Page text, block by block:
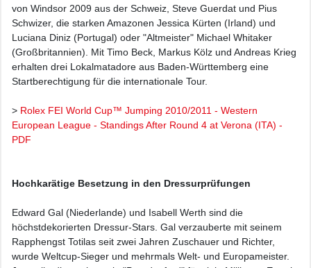
von Windsor 2009 aus der Schweiz, Steve Guerdat und Pius
Schwizer, die starken Amazonen Jessica Kürten (Irland) und
Luciana Diniz (Portugal) oder "Altmeister" Michael Whitaker
(Großbritannien). Mit Timo Beck, Markus Kölz und Andreas Krieg
erhalten drei Lokalmatadore aus Baden-Württemberg eine
Startberechtigung für die internationale Tour.
> Rolex FEI World Cup™ Jumping 2010/2011 - Western
European League - Standings After Round 4 at Verona (ITA) -
PDF
Hochkarätige Besetzung in den Dressurprüfungen
Edward Gal (Niederlande) und Isabell Werth sind die
höchstdekorierten Dressur-Stars. Gal verzauberte mit seinem
Rapphengst Totilas seit zwei Jahren Zuschauer und Richter,
wurde Weltcup-Sieger und mehrmals Welt- und Europameister.